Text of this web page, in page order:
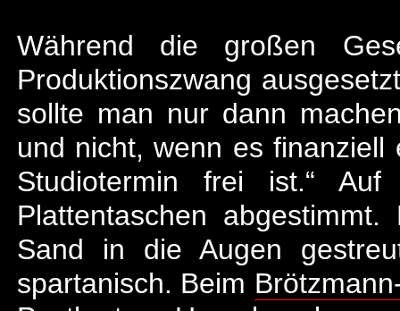
Während die großen
Produktionszwang
sollte man nur dann
und nicht, wenn es
Studiotermin frei ist.“
Plattentaschen
Sand in die Augen
spartanisch. Beim